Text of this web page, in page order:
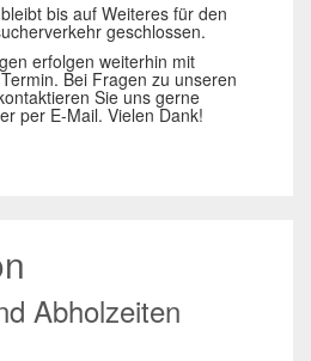
bis auf Weiteres für den
geschlossen.
erfolgen weiterhin mit
Bei Fragen zu unseren
Sie uns gerne
per E-Mail. Vielen Dank!
Abholzeiten